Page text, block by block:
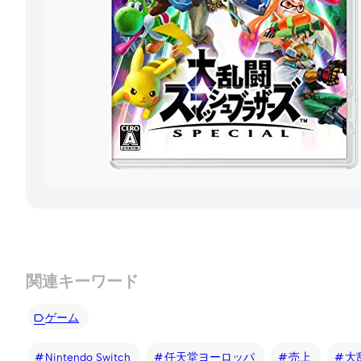
関連キーワード
ゲーム
Nintendo Switch 任天堂ヨーロッパ 売上 大